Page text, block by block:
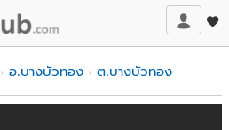
อ.บางบัวทอง ต.บางบัวทอง